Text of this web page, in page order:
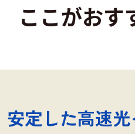
ここがおす
安定した高速光